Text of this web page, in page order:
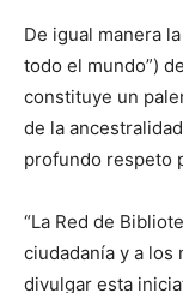
De igual manera
todo el mundo”)
constituye un
de la
profundo respeto
“La Red de
ciudadanía y a los
divulgar esta